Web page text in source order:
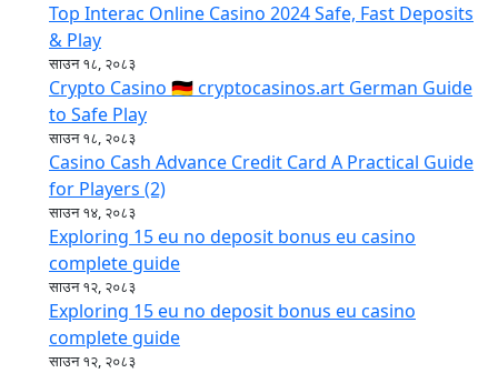
Top Interac Online Casino 2024 Safe, Fast Deposits
& Play
साउन १८, २०८३
Crypto Casino 🇩🇪 cryptocasinos.art German Guide
to Safe Play
साउन १८, २०८३
Casino Cash Advance Credit Card A Practical Guide
for Players (2)
साउन १४, २०८३
Exploring 15 eu no deposit bonus eu casino
complete guide
साउन १२, २०८३
Exploring 15 eu no deposit bonus eu casino
complete guide
साउन १२, २०८३